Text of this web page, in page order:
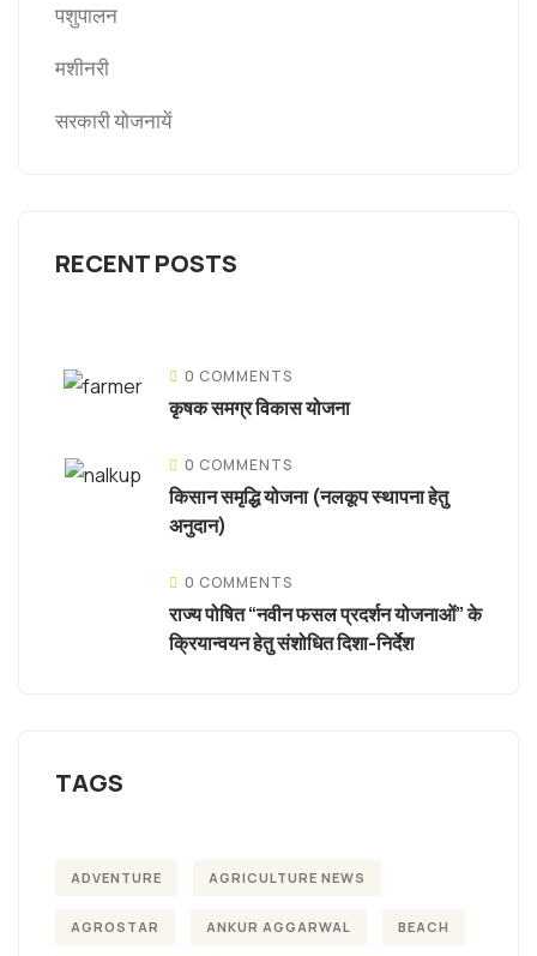
पशुपालन
मशीनरी
सरकारी योजनायें
RECENT POSTS
0 COMMENTS
कृषक समग्र विकास योजना
0 COMMENTS
किसान समृद्धि योजना (नलकूप स्थापना हेतु
अनुदान)
0 COMMENTS
राज्य पोषित “नवीन फसल प्रदर्शन योजनाओं” के
क्रियान्वयन हेतु संशोधित दिशा-निर्देश
TAGS
ADVENTURE AGRICULTURE NEWS
AGROSTAR ANKUR AGGARWAL BEACH